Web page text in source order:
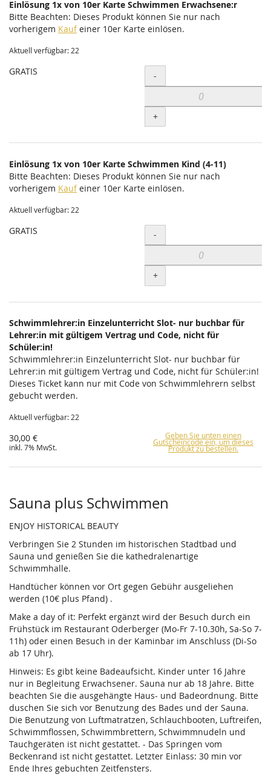
Einlösung 1x von 10er Karte Schwimmen Erwachsene:r
Bitte Beachten: Dieses Produkt können Sie nur nach
vorherigem Kaufeiner 10er Karte einlösen.
Aktuell verfügbar: 22
GRATIS Menge
-
+
Einlösung 1x von 10er Karte Schwimmen Kind (4-11)
Bitte Beachten: Dieses Produkt können Sie nur nach
vorherigem Kaufeiner 10er Karte einlösen.
Aktuell verfügbar: 22
GRATIS Menge
-
+
Schwimmlehrer:in Einzelunterricht Slot- nur buchbar für
Lehrer:in mit gültigem Vertrag und Code, nicht für
Schüler:in!
Schwimmlehrer:in Einzelunterricht Slot- nur buchbar für
Lehrer:in mit gültigem Vertrag und Code, nicht für Schüler:in!
Dieses Ticket kann nur mit Code von Schwimmlehrern selbst
gebucht werden.
Aktuell verfügbar: 22
30,00 €
inkl. 7% MwSt.
Geben Sie unten einen
Gutscheincode ein, um dieses
Produkt zu bestellen.
Sauna plus Schwimmen
ENJOY HISTORICAL BEAUTY
Verbringen Sie 2 Stunden im historischen Stadtbad und
Sauna und genießen Sie die kathedralenartige
Schwimmhalle.
Handtücher können vor Ort gegen Gebühr ausgeliehen
werden (10€ plus Pfand) .
Make a day of it: Perfekt ergänzt wird der Besuch durch ein
Frühstück im Restaurant Oderberger (Mo-Fr 7-10.30h, Sa-So 7-
11h) oder einen Besuch in der Kaminbar im Anschluss (Di-So
ab 17 Uhr).
Hinweis: Es gibt keine Badeaufsicht. Kinder unter 16 Jahre
nur in Begleitung Erwachsener. Sauna nur ab 18 Jahre. Bitte
beachten Sie die ausgehängte Haus- und Badeordnung. Bitte
duschen Sie sich vor Benutzung des Bades und der Sauna.
Die Benutzung von Luftmatratzen, Schlauchbooten, Luftreifen,
Schwimmflossen, Schwimmbrettern, Schwimmnudeln und
Tauchgeräten ist nicht gestattet. - Das Springen vom
Beckenrand ist nicht gestattet. Letzter Einlass: 30 min vor
Ende Ihres gebuchten Zeitfensters.